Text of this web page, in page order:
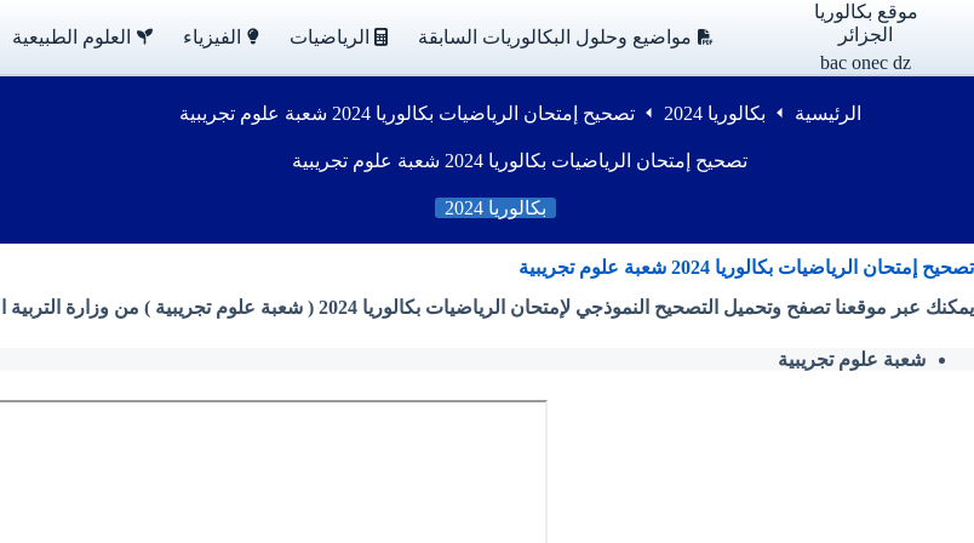
موقع بكالوريا
الجزائر
bac onec dz
مواضيع وحلول البكالوريات السابقة الرياضيات الفيزياء العلوم الطبيعية
الرئيسية بكالوريا 2024 تصحيح إمتحان الرياضيات بكالوريا 2024 شعبة علوم تجريبية
تصحيح إمتحان الرياضيات بكالوريا 2024 شعبة علوم تجريبية
بكالوريا 2024
تصحيح إمتحان الرياضيات بكالوريا 2024 شعبة علوم تجريبية
يمكنك عبر موقعنا تصفح وتحميل التصحيح النموذجي لإمتحان الرياضيات بكالوريا 2024 ( شعبة علوم تجريبية ) من وزارة التربية الوطنية بصيغة PDF
شعبة علوم تجريبية